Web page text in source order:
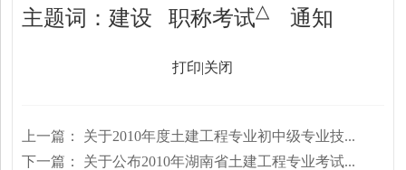
主题词：建设 职称考试△ 通知
打印|关闭
上一篇：
关于2010年度土建工程专业初中级专业技...
下一篇：
关于公布2010年湖南省土建工程专业考试...